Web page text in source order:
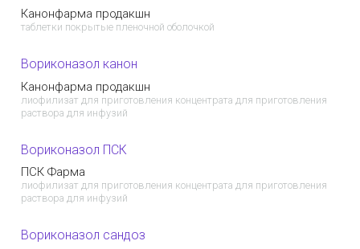
Канонфарма продакшн
таблетки покрытые пленочной оболочкой
Вориконазол канон
Канонфарма продакшн
лиофилизат для приготовления концентрата для приготовления
раствора для инфузий
Вориконазол ПСК
ПСК Фарма
лиофилизат для приготовления концентрата для приготовления
раствора для инфузий
Вориконазол сандоз